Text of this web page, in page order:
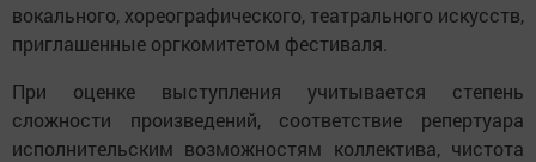
вокального, хореографического, театрального искусств,
приглашенные оргкомитетом фестиваля.
При оценке выступления учитывается степень
сложности произведений, соответствие репертуара
исполнительским возможностям коллектива, чистота